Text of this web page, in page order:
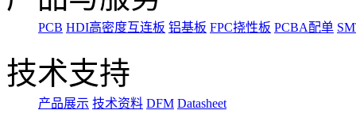
PCB HDI高密度互连板 铝基板 FPC挠性板 PCBA配单
技术支持
产品展示 技术资料 DFM Datasheet